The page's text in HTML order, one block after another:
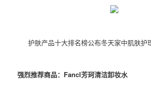
护肤产品十大排名榜公布冬天家中肌肤护
强烈推荐商品：Fancl芳珂清洁卸妆水